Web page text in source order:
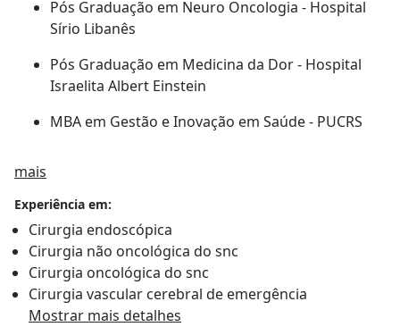
Pós Graduação em Neuro Oncologia - Hospital
Sírio Libanês
Pós Graduação em Medicina da Dor - Hospital
Israelita Albert Einstein
MBA em Gestão e Inovação em Saúde - PUCRS
mais
Experiência em:
Cirurgia endoscópica
Cirurgia não oncológica do snc
Cirurgia oncológica do snc
Cirurgia vascular cerebral de emergência
Mostrar mais detalhes